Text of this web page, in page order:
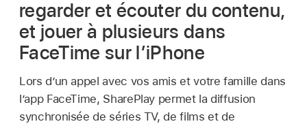
regarder et écouter du contenu,
et jouer à plusieurs dans
FaceTime sur l’iPhone
Lors d’un appel avec vos amis et votre famille dans
l’app FaceTime, SharePlay permet la diffusion
synchronisée de séries TV, de films et de